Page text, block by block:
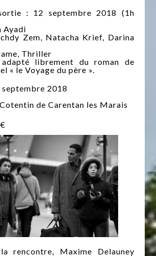
: 12 septembre 2018 (1h
Ayadi
Zem, Natacha Krief, Darina
Thriller
librement du roman de
« le Voyage du père ».
septembre 2018
de Carentan les Marais
rencontre, Maxime Delauney